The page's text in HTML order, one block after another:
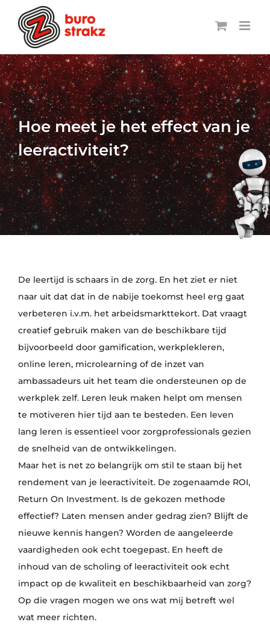
naar
inhoud
Hoe meet je het effect van je
leeractiviteit?
De leertijd is schaars in de zorg. En het ziet er niet
naar uit dat dat in de nabije toekomst heel erg gaat
verbeteren i.v.m. het arbeidsmarkttekort. Dat vraagt
creatief gebruik maken van de beschikbare tijd
bijvoorbeeld door gamification, werkplekleren,
online leren, microlearning of de inzet van
ambassadeurs uit het team die ondersteunen op de
werkplek zelf. Leren leuk maken helpt om mensen
te motiveren hier tijd aan te besteden. Een leven
lang leren is essentieel voor zorgprofessionals gezien
de snelheid van de ontwikkelingen.
Maar het is net zo belangrijk om stil te staan bij het
rendement van je leeractiviteit. De zogenaamde ROI,
Return On Investment. Is de gekozen methode
effectief? Laten mensen ander gedrag zien? Blijft de
nieuwe kennis hangen? Worden de aangeleerde
vaardigheden ook echt toegepast. En heeft de
inhoud van de scholing of leeractiviteit ook echt
impact op de kwaliteit en beschikbaarheid van zorg?
Op die vragen mogen we ons wat mij betreft wel
wat meer richten.